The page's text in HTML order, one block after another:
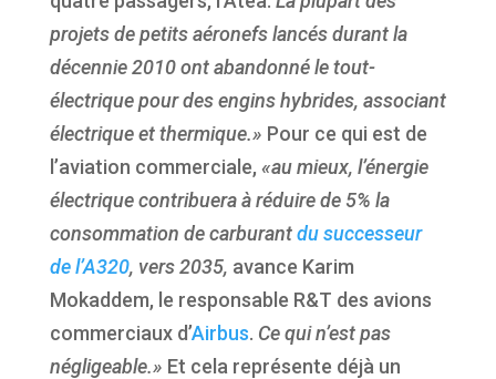
projets de petits aéronefs lancés durant la
décennie 2010 ont abandonné le tout-
électrique pour des engins hybrides, associant
électrique et thermique.» Pour ce qui est de
l’aviation commerciale, «au mieux, l’énergie
électrique contribuera à réduire de 5% la
consommation de carburant du successeur
de l’A320, vers 2035, avance Karim
Mokaddem, le responsable R&T des avions
commerciaux d’Airbus. Ce qui n’est pas
négligeable.» Et cela représente déjà un